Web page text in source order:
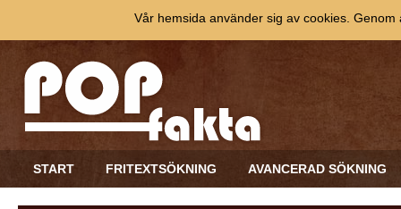
START FRITEXTSÖKNING AVANCERAD SÖKNING
Vår hemsida använder sig av cookies.